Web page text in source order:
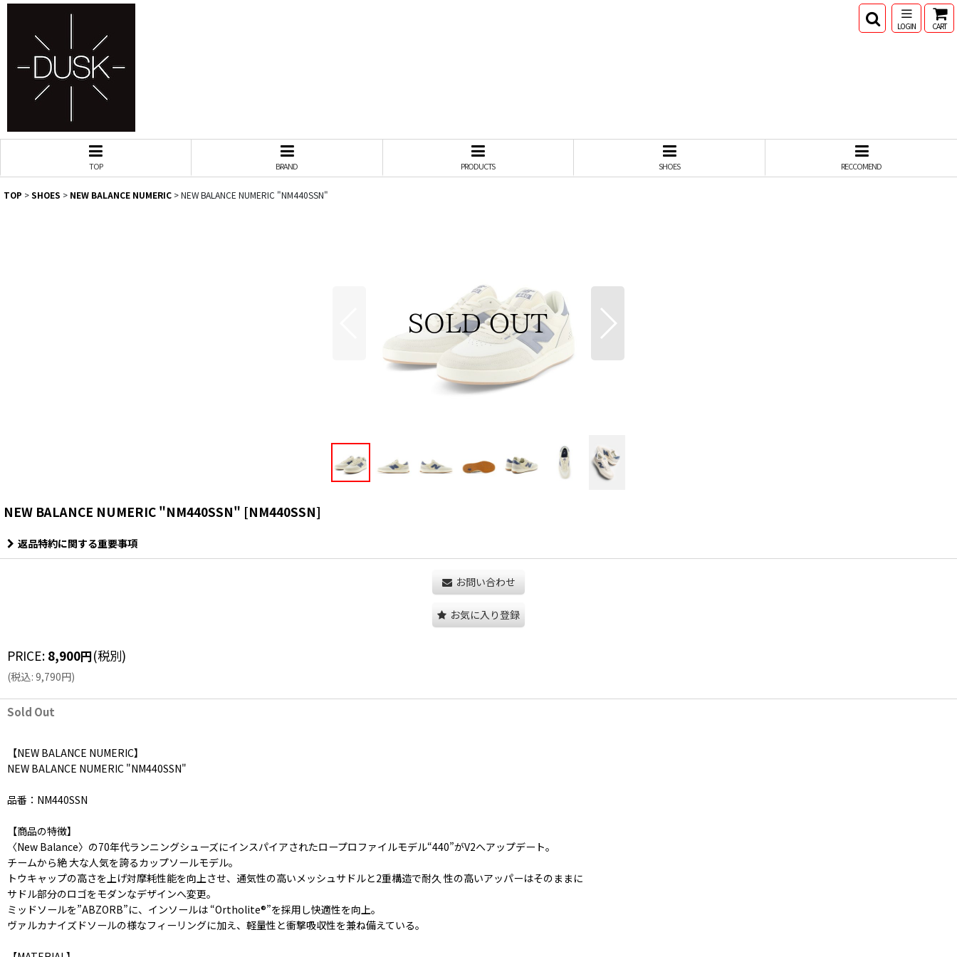
LOGIN CART
TOP BRAND PRODUCTS SHOES RECCOMEND
TOP >SHOES > NEW BALANCE NUMERIC >NEW BALANCE NUMERIC "NM440SSN"
NEW BALANCE NUMERIC "NM440SSN" [NM440SSN]
返品特約に関する重要事項
お問い合わせ
お気に入り登録
PRICE: 8,900円(税別)
(税込: 9,790円)
Sold Out
【NEW BALANCE NUMERIC】
NEW BALANCE NUMERIC "NM440SSN"
品番：NM440SSN
【商品の特徴】
〈New Balance〉の70年代ランニングシューズにインスパイアされたロープロファイルモデル“440”がV2へアップデート。
チームから絶 大な人気を誇るカップソールモデル。
トウキャップの高さを上げ対摩耗性能を向上させ、通気性の高いメッシュサドルと2重構造で耐久 性の高いアッパーはそのままに
サドル部分のロゴをモダンなデザインへ変更。
ミッドソールを”ABZORB”に、インソールは “Ortholite®”を採用し快適性を向上。
ヴァルカナイズドソールの様なフィーリングに加え、軽量性と衝撃吸収性を兼ね備えている。